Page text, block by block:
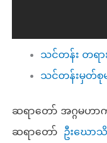
သင်တန်း တရာ
သင်တန်းမှတ်စုမ
ဆရာတော် အဂ္ဂမဟာကမ္
ဆရာတော် ဦးဃေ